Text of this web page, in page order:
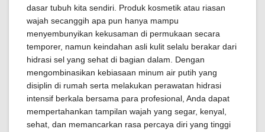
dasar tubuh kita sendiri. Produk kosmetik atau riasan
wajah secanggih apa pun hanya mampu
menyembunyikan kekusaman di permukaan secara
temporer, namun keindahan asli kulit selalu berakar dari
hidrasi sel yang sehat di bagian dalam. Dengan
mengombinasikan kebiasaan minum air putih yang
disiplin di rumah serta melakukan perawatan hidrasi
intensif berkala bersama para profesional, Anda dapat
mempertahankan tampilan wajah yang segar, kenyal,
sehat, dan memancarkan rasa percaya diri yang tinggi